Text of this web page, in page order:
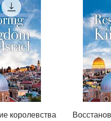
королевства